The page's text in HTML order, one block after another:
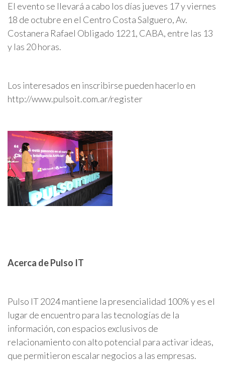
El evento se llevará a cabo los días jueves 17 y viernes
18 de octubre en el Centro Costa Salguero, Av.
Costanera Rafael Obligado 1221, CABA, entre las 13
y las 20 horas.
Los interesados en inscribirse pueden hacerlo en
http://www.pulsoit.com.ar/register
Acerca de Pulso IT
Pulso IT 2024 mantiene la presencialidad 100% y es el
lugar de encuentro para las tecnologías de la
información, con espacios exclusivos de
relacionamiento con alto potencial para activar ideas,
que permitieron escalar negocios a las empresas.